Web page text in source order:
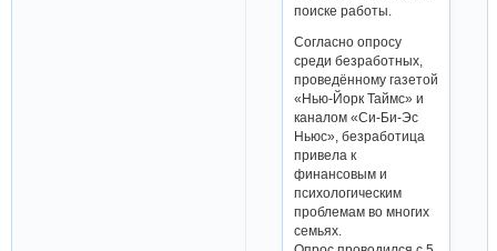
поиске работы.
Согласно опросу
среди безработных,
проведённому газетой
«Нью-Йорк Таймс» и
каналом «Си-Би-Эс
Ньюс», безработица
привела к
финансовым и
психологическим
проблемам во многих
семьях.